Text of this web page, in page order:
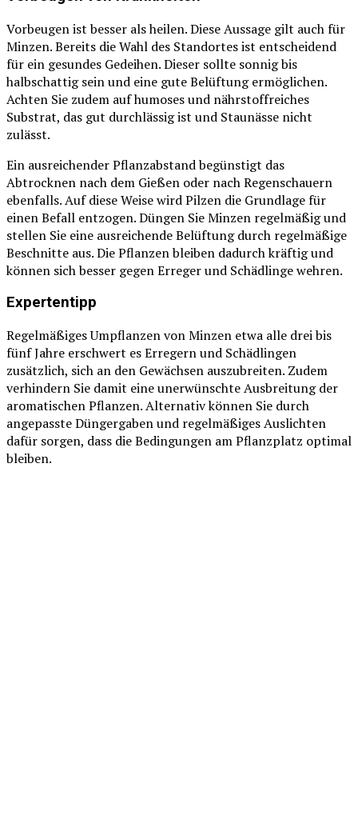
Vorbeugen ist besser als heilen. Diese Aussage gilt auch für
Minzen. Bereits die Wahl des Standortes ist entscheidend
für ein gesundes Gedeihen. Dieser sollte sonnig bis
halbschattig sein und eine gute Belüftung ermöglichen.
Achten Sie zudem auf humoses und nährstoffreiches
Substrat, das gut durchlässig ist und Staunässe nicht
zulässt.
Ein ausreichender Pflanzabstand begünstigt das
Abtrocknen nach dem Gießen oder nach Regenschauern
ebenfalls. Auf diese Weise wird Pilzen die Grundlage für
einen Befall entzogen. Düngen Sie Minzen regelmäßig und
stellen Sie eine ausreichende Belüftung durch regelmäßige
Beschnitte aus. Die Pflanzen bleiben dadurch kräftig und
können sich besser gegen Erreger und Schädlinge wehren.
Expertentipp
Regelmäßiges Umpflanzen von Minzen etwa alle drei bis
fünf Jahre erschwert es Erregern und Schädlingen
zusätzlich, sich an den Gewächsen auszubreiten. Zudem
verhindern Sie damit eine unerwünschte Ausbreitung der
aromatischen Pflanzen. Alternativ können Sie durch
angepasste Düngergaben und regelmäßiges Auslichten
dafür sorgen, dass die Bedingungen am Pflanzplatz optimal
bleiben.